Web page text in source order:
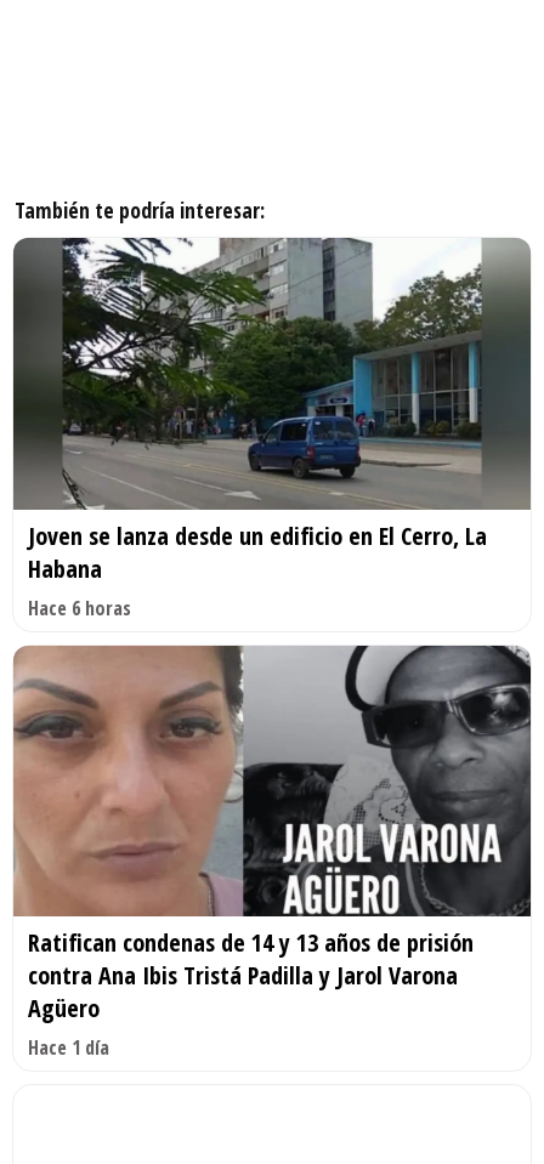
También te podría interesar:
Joven se lanza desde un edificio en El Cerro, La
Habana
Hace 6 horas
Ratifican condenas de 14 y 13 años de prisión
contra Ana Ibis Tristá Padilla y Jarol Varona
Agüero
Hace 1 día